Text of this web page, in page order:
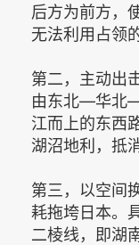
后方为前方，
无法利用占领
第二，主动出
由东北—华北
江而上的东西
湖沼地利，抵
第三，以空间
耗拖垮日本。
二棱线，即湖